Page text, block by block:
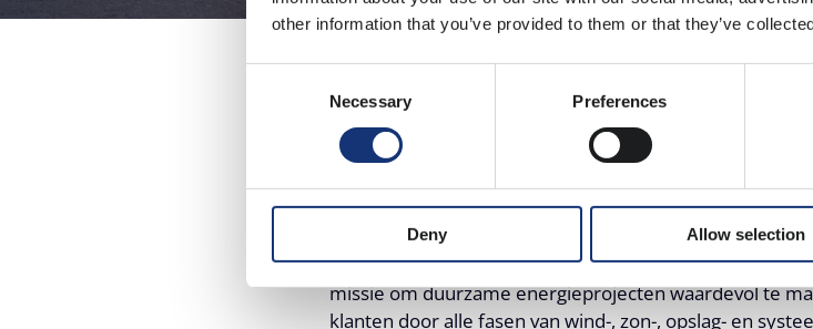
other information that you’ve provided to them or that they’ve
Necessary Preferences
Deny Allow selection
We zijn trots om te delen dat Warpnet en onze
ondersteunen op het gebied vanIT Securityen
Ventolinesis een geïntegreerde dienstverlener in de
missie om duurzame energieprojecten waardevol te
klanten door alle fasen van wind-, zon-, opslag- en